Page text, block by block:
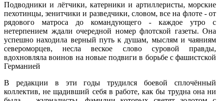
Подводники и лётчики, катерники и артиллеристы, морские
пехотинцы, зенитчики и разведчики, словом, все на флоте - от
рядового матроса до командующего - каждое утро с
нетерпением ждали очередной номер флотской газеты. Она
успешно находила верный путь к душам, мыслям и чаяниям
североморцев, несла веское слово суровой правды,
вдохновляла воинов на новые подвиги в борьбе с фашистской
Германией
В редакции в эти годы трудился боевой сплочённый
коллектив, не щадивший себя в работе, как бы трудна она ни